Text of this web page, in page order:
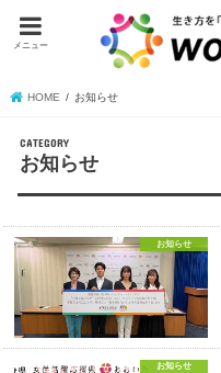
メニュー
HOME お知らせ
CATEGORY
お知らせ
お知らせ
お知らせ